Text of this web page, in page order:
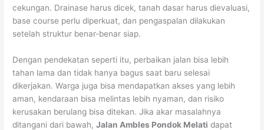
cekungan. Drainase harus dicek, tanah dasar harus dievaluasi,
base course perlu diperkuat, dan pengaspalan dilakukan
setelah struktur benar-benar siap.
Dengan pendekatan seperti itu, perbaikan jalan bisa lebih
tahan lama dan tidak hanya bagus saat baru selesai
dikerjakan. Warga juga bisa mendapatkan akses yang lebih
aman, kendaraan bisa melintas lebih nyaman, dan risiko
kerusakan berulang bisa ditekan. Jika akar masalahnya
ditangani dari bawah,Jalan Ambles Pondok Melati dapat